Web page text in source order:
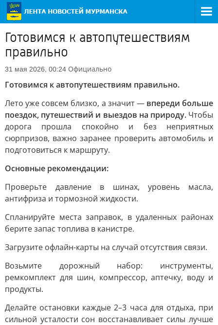
Готовимся к автопутешествиям
правильно
31 мая 2026, 00:24 Официально
Готовимся к автопутешествиям правильно.
Лето уже совсем близко, а значит — впереди больше
поездок, путешествий и выездов на природу.Чтобы
дорога прошла спокойно и без неприятных
сюрпризов, важно заранее проверить автомобиль и
подготовиться к маршруту.
Основные рекомендации:
Проверьте давление в шинах, уровень масла,
антифриза и тормозной жидкости.
Спланируйте места заправок, в удаленных районах
берите запас топлива в канистре.
Загрузите офлайн-карты на случай отсутствия связи.
Возьмите дорожный набор: инструменты,
ремкомплект для шин, компрессор, аптечку, воду и
продукты.
Делайте остановки каждые 2–3 часа для отдыха, при
сильной усталости сон восстанавливает силы лучше